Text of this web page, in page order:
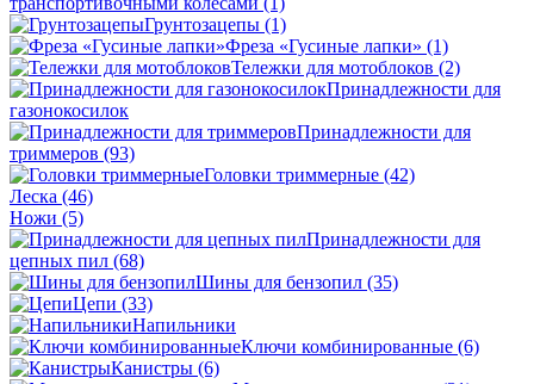
Грунтозацепы (1)
Фреза «Гусиные лапки» (1)
Тележки для мотоблоков (2)
Принадлежности для
газонокосилок
Принадлежности для
триммеров (93)
Головки триммерные (42)
Леска (46)
Ножи (5)
Принадлежности для
цепных пил (68)
Шины для бензопил (35)
Цепи (33)
Напильники
Ключи комбинированные (6)
Канистры (6)